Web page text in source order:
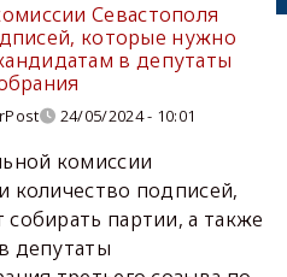
Севастополя
которые нужно
в депутаты
24/05/2024 - 10:01
комиссии
количество подписей,
партии, а также
депутаты